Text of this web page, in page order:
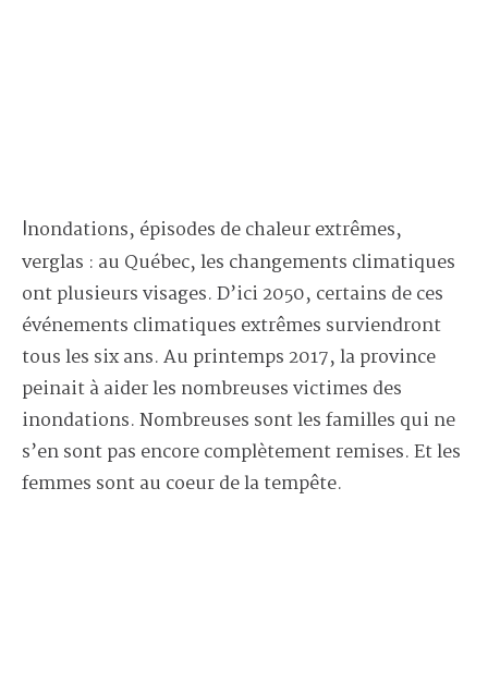
Inondations, épisodes de chaleur extrêmes,
verglas : au Québec, les changements climatiques
ont plusieurs visages. D’ici 2050, certains de ces
événements climatiques extrêmes surviendront
tous les six ans. Au printemps 2017, la province
peinait à aider les nombreuses victimes des
inondations. Nombreuses sont les familles qui ne
s’en sont pas encore complètement remises. Et les
femmes sont au coeur de la tempête.